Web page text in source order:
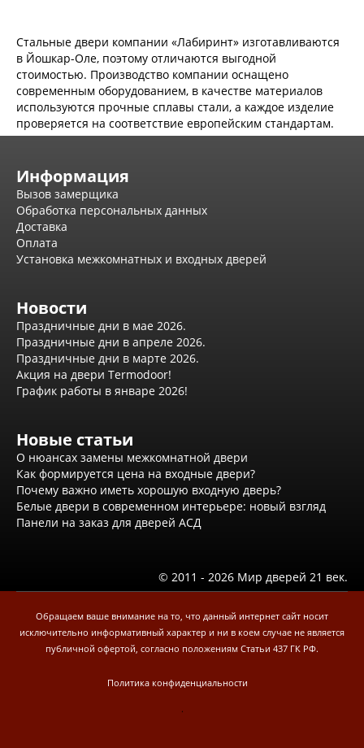
Эмаль Про
Двери межкомнатные ВФД
Атум ВФД
Атум Про ВФД
Бейсик ВФД
Винтер ВФД
Иннова ВФД
Стокгольм ВФД
Урбан ВФД
Эмалекс ВФД
Фурнитура
Фурнитура Bussare
Распродажа
Натяжные потолки
Окна
Информация
Вызов замерщика
Обработка персональных данных
Оплата
Установка межкомнатных и входных дверей
Отзывы клиентов
Новости
Доставка
Стальные двери компании «Лабиринт» изготавливаются
в Йошкар-Оле, поэтому отличаются выгодной
стоимостью. Производство компании оснащено
современным оборудованием, в качестве материалов
используются прочные сплавы стали, а каждое изделие
проверяется на соответствие европейским стандартам.
Информация
Вызов замерщика
Обработка персональных данных
Доставка
Оплата
Установка межкомнатных и входных дверей
Новости
Праздничные дни в мае 2026.
Праздничные дни в апреле 2026.
Праздничные дни в марте 2026.
Акция на двери Termodoor!
График работы в январе 2026!
Новые статьи
О нюансах замены межкомнатной двери
Как формируется цена на входные двери?
Почему важно иметь хорошую входную дверь?
Белые двери в современном интерьере: новый взгляд
Панели на заказ для дверей АСД
© 2011 - 2026 Мир дверей 21 век.
Обращаем ваше внимание на то, что данный интернет сайт носит
исключительно информативный характер и ни в коем случае не является
публичной офертой, согласно положениям Статьи 437 ГК РФ.
Политика конфиденциальности
.